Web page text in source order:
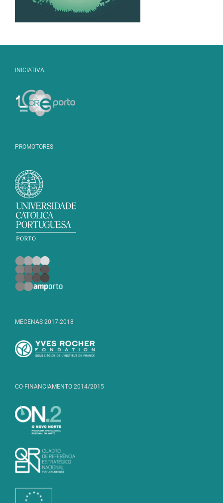
INICIATIVA
PROMOTORES
MECENAS 2017-2018
CO-FINANCIAMENTO 2014/2015